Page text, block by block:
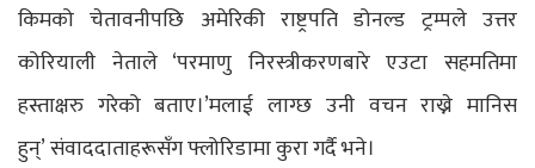
किमको चेतावनीपछि अमेरिकी राष्ट्रपति डोनल्ड ट्रम्पले उत्तर
कोरियाली नेताले ‘परमाणु निरस्त्रीकरणबारे एउटा सहमतिमा
हस्ताक्षरु गरेको बताए।’मलाई लाग्छ उनी वचन राख्ने मानिस
हुन्’ संवाददाताहरूसँग फ्लोरिडामा कुरा गर्दै भने।